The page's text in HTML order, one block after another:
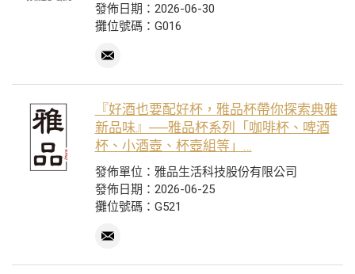
發佈日期：2026-06-30
攤位號碼：G016
『好酒也要配好杯，雅品杯帶你探索典雅
新品味』──雅品杯系列「咖啡杯、啤酒
杯、小酒壺、杯壺組等」…
發佈單位：雅品生活科技股份有限公司
發佈日期：2026-06-25
攤位號碼：G521